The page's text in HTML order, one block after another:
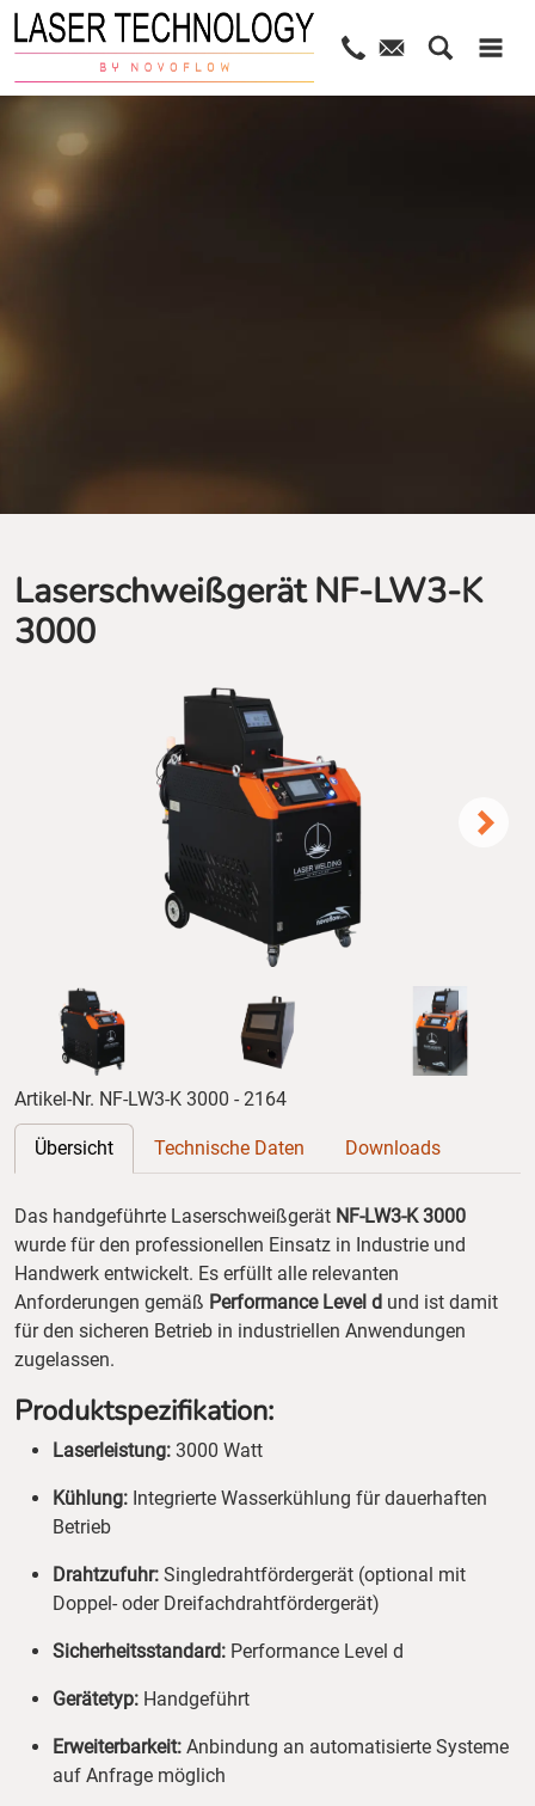
Laserschweißgerät NF-LW3-K
3000
Artikel-Nr. NF-LW3-K 3000 - 2164
Übersicht Technische Daten Downloads
Das handgeführte Laserschweißgerät NF-LW3-K 3000
wurde für den professionellen Einsatz in Industrie und
Handwerk entwickelt. Es erfüllt alle relevanten
Anforderungen gemäß Performance Level d und ist damit
für den sicheren Betrieb in industriellen Anwendungen
zugelassen.
Produktspezifikation:
Laserleistung: 3000 Watt
Kühlung: Integrierte Wasserkühlung für dauerhaften
Betrieb
Drahtzufuhr: Singledrahtfördergerät (optional mit
Doppel- oder Dreifachdrahtfördergerät)
Sicherheitsstandard: Performance Level d
Gerätetyp: Handgeführt
Erweiterbarkeit: Anbindung an automatisierte Systeme
auf Anfrage möglich